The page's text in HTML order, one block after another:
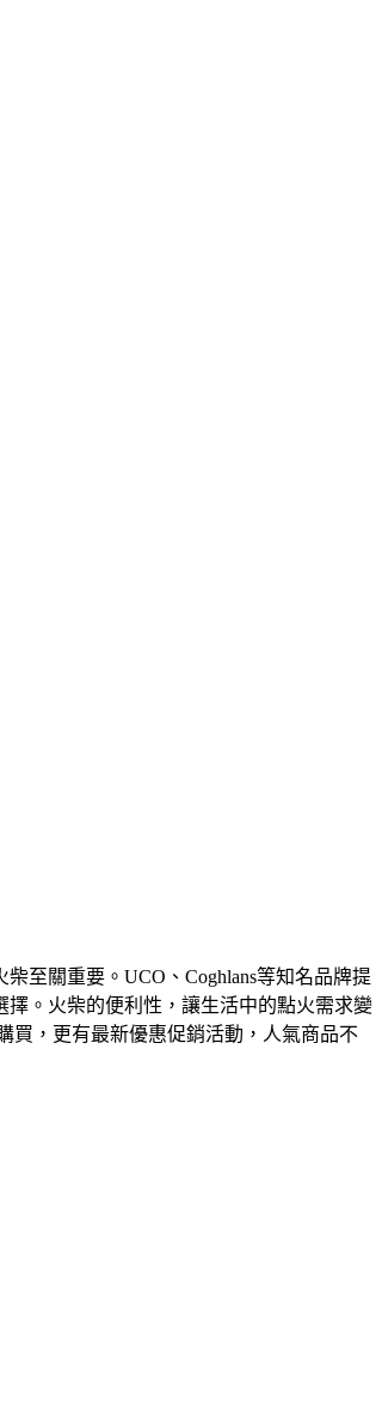
至關重要。UCO、Coghlans等知名品牌提
。火柴的便利性，讓生活中的點火需求變
買，更有最新優惠促銷活動，人氣商品不